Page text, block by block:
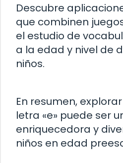
Descubre
que combinen
el estudio de
a la edad y nivel de
niños.
En resumen,
letra «e» puede ser
enriquecedora y
niños en edad